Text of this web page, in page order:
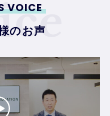
VOICE
のお声